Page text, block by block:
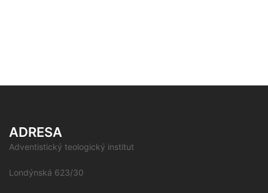
ADRESA
Adventistický teologický institut
Londýnská 623/30